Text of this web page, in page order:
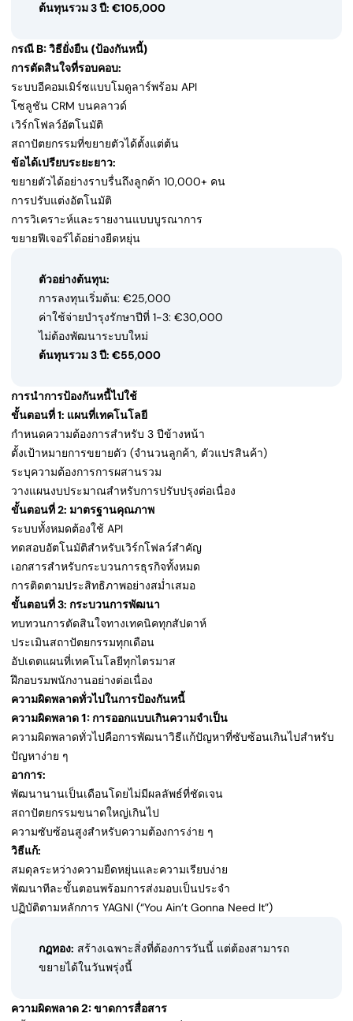
ต้นทุนรวม 3 ปี: €105,000
กรณี B: วิธียั่งยืน (ป้องกันหนี้)
การตัดสินใจที่รอบคอบ:
ระบบอีคอมเมิร์ซแบบโมดูลาร์พร้อม API
โซลูชัน CRM บนคลาวด์
เวิร์กโฟลว์อัตโนมัติ
สถาปัตยกรรมที่ขยายตัวได้ตั้งแต่ต้น
ข้อได้เปรียบระยะยาว:
ขยายตัวได้อย่างราบรื่นถึงลูกค้า 10,000+ คน
การปรับแต่งอัตโนมัติ
การวิเคราะห์และรายงานแบบบูรณาการ
ขยายฟีเจอร์ได้อย่างยืดหยุ่น
ตัวอย่างต้นทุน:
การลงทุนเริ่มต้น: €25,000
ค่าใช้จ่ายบำรุงรักษาปีที่ 1-3: €30,000
ไม่ต้องพัฒนาระบบใหม่
ต้นทุนรวม 3 ปี: €55,000
การนำการป้องกันหนี้ไปใช้
ขั้นตอนที่ 1: แผนที่เทคโนโลยี
กำหนดความต้องการสำหรับ 3 ปีข้างหน้า
ตั้งเป้าหมายการขยายตัว (จำนวนลูกค้า, ตัวแปรสินค้า)
ระบุความต้องการการผสานรวม
วางแผนงบประมาณสำหรับการปรับปรุงต่อเนื่อง
ขั้นตอนที่ 2: มาตรฐานคุณภาพ
ระบบทั้งหมดต้องใช้ API
ทดสอบอัตโนมัติสำหรับเวิร์กโฟลว์สำคัญ
เอกสารสำหรับกระบวนการธุรกิจทั้งหมด
การติดตามประสิทธิภาพอย่างสม่ำเสมอ
ขั้นตอนที่ 3: กระบวนการพัฒนา
ทบทวนการตัดสินใจทางเทคนิคทุกสัปดาห์
ประเมินสถาปัตยกรรมทุกเดือน
อัปเดตแผนที่เทคโนโลยีทุกไตรมาส
ฝึกอบรมพนักงานอย่างต่อเนื่อง
ความผิดพลาดทั่วไปในการป้องกันหนี้
ความผิดพลาด 1: การออกแบบเกินความจำเป็น
ความผิดพลาดทั่วไปคือการพัฒนาวิธีแก้ปัญหาที่ซับซ้อนเกินไปสำหรับ
ปัญหาง่าย ๆ
อาการ:
พัฒนานานเป็นเดือนโดยไม่มีผลลัพธ์ที่ชัดเจน
สถาปัตยกรรมขนาดใหญ่เกินไป
ความซับซ้อนสูงสำหรับความต้องการง่าย ๆ
วิธีแก้:
สมดุลระหว่างความยืดหยุ่นและความเรียบง่าย
พัฒนาทีละขั้นตอนพร้อมการส่งมอบเป็นประจำ
ปฏิบัติตามหลักการ YAGNI (“You Ain’t Gonna Need It”)
กฎทอง: สร้างเฉพาะสิ่งที่ต้องการวันนี้ แต่ต้องสามารถ
ขยายได้ในวันพรุ่งนี้
ความผิดพลาด 2: ขาดการสื่อสาร